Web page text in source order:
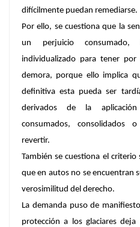
difícilmente puedan remediarse.
Por ello, se cuestiona que la
un perjuicio consumado,
individualizado para tener
demora, porque ello implica
definitiva esta pueda ser
derivados de la
consumados, consolidados
revertir.
También se cuestiona el
que en autos no se encuentran
verosimilitud del derecho.
La demanda puso de
protección a los glaciares